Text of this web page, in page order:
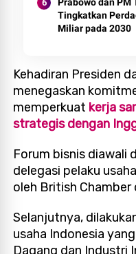
Tingkatkan
Miliar pada 2030
Kehadiran Presiden
menegaskan
memperkuat kerja
strategis dengan
Forum bisnis diawali
delegasi pelaku
oleh British
Selanjutnya,
usaha Indonesia
Dagang dan Industri